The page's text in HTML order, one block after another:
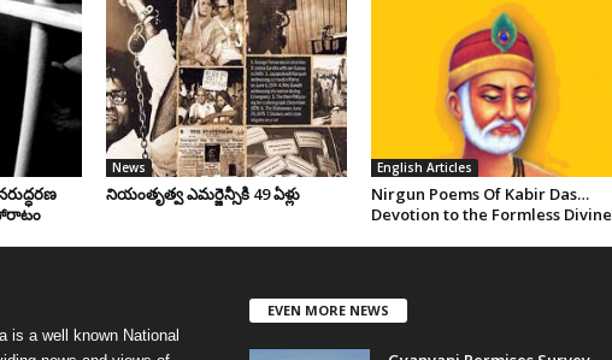
News
నియంతృత్వ ఎమర్జెన్సీకి 49 ఏళ్లు
English Articles
Nirgun Poems Of Kabir Das…
Devotion to the Formless Divine
is a well known National
EVEN MORE NEWS